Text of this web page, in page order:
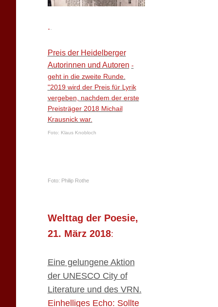
.
Preis der Heidelberger
Autorinnen und Autoren -
geht in die zweite Runde.
"2019 wird der Preis für Lyrik
vergeben, nachdem der erste
Preisträger 2018 Michail
Krausnick war.
Foto: Klaus Knobloch
Foto: Philip Rothe
Welttag der Poesie,
21. März 2018:
Eine gelungene Aktion
der UNESCO City of
Literature und des VRN.
Einhelliges Echo: Sollte